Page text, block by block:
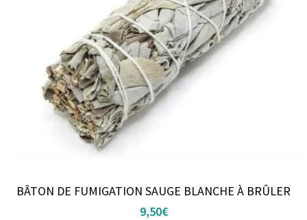
BÂTON DE FUMIGATION SAUGE BLANCHE À BRÛLER
9,50€